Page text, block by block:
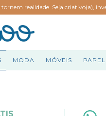
tornem realidade. Seja criativo(a),
MODA MÓVEIS